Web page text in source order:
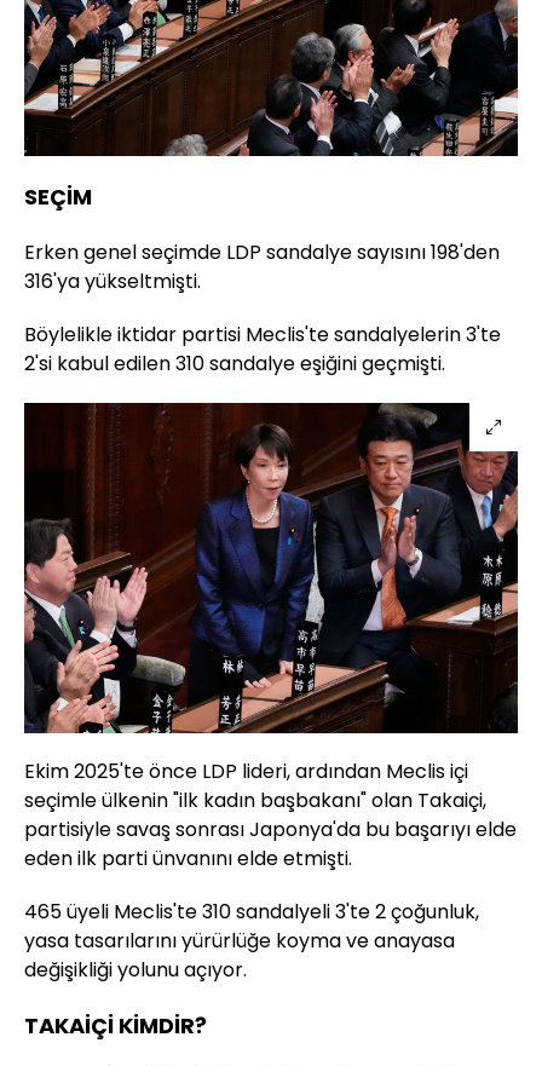
SEÇİM
Erken genel seçimde LDP sandalye sayısını 198'den
316'ya yükseltmişti.
Böylelikle iktidar partisi Meclis'te sandalyelerin 3'te
2'si kabul edilen 310 sandalye eşiğini geçmişti.
Ekim 2025'te önce LDP lideri, ardından Meclis içi
seçimle ülkenin "ilk kadın başbakanı" olan Takaiçi,
partisiyle savaş sonrası Japonya'da bu başarıyı elde
eden ilk parti ünvanını elde etmişti.
465 üyeli Meclis'te 310 sandalyeli 3'te 2 çoğunluk,
yasa tasarılarını yürürlüğe koyma ve anayasa
değişikliği yolunu açıyor.
TAKAİÇİ KİMDİR?